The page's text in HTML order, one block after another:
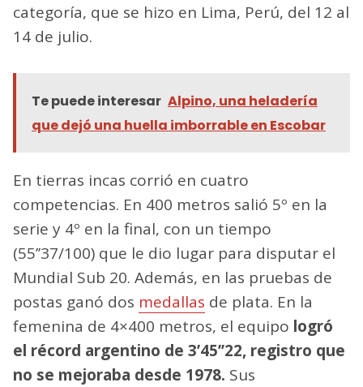
categoría, que se hizo en Lima, Perú, del 12 al
14 de julio.
Te puede interesar Alpino, una heladería
que dejó una huella imborrable en Escobar
En tierras incas corrió en cuatro
competencias. En 400 metros salió 5º en la
serie y 4º en la final, con un tiempo
(55’’37/100) que le dio lugar para disputar el
Mundial Sub 20. Además, en las pruebas de
postas ganó dos medallas de plata. En la
femenina de 4×400 metros, el equipo logró
el récord argentino de 3’45’’22, registro que
no se mejoraba desde 1978. Sus